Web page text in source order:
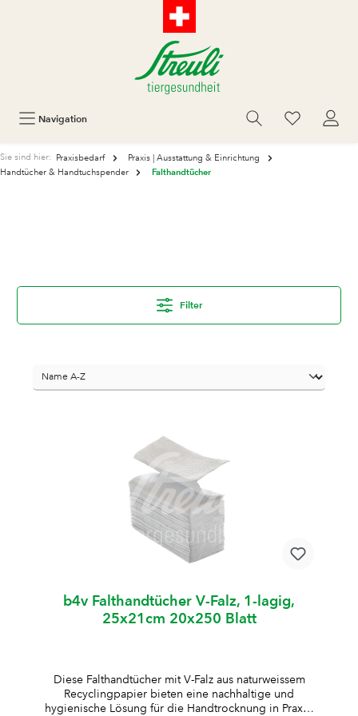
Navigation
Sie sind hier: Praxisbedarf
Praxis | Ausstattung & Einrichtung
Handtücher & Handtuchspender
Falthandtücher
Filter
b4v Falthandtücher V-Falz, 1-lagig,
25x21cm 20x250 Blatt
Diese Falthandtücher mit V-Falz aus naturweissem
Recyclingpapier bieten eine nachhaltige und
hygienische Lösung für die Handtrocknung in Praxis,